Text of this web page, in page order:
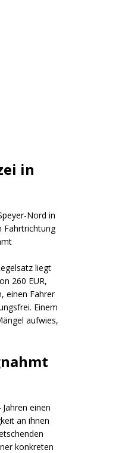
in
Nord in
Fahrtrichtung
liegt
260 EUR,
einen Fahrer
Einem
aufwies,
einen
an ihnen
konkreten